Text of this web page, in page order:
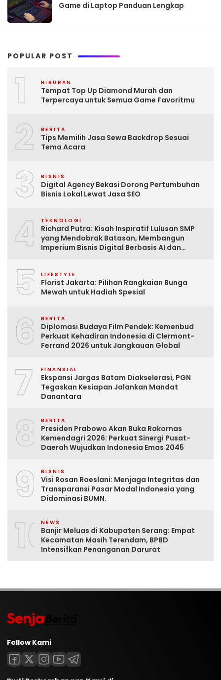
Game di Laptop Panduan Lengkap
POPULAR POST
1 HIBURAN
Tempat Top Up Diamond Murah dan
Terpercaya untuk Semua Game Favoritmu
2 BERITA
Tips Memilih Jasa Sewa Backdrop Sesuai
Tema Acara
3 BISNIS
Digital Agency Bekasi Dorong Pertumbuhan
Bisnis Lokal Lewat Jasa SEO
4 TEKNOLOGI
Richard Putra: Kisah Inspiratif Lulusan SMP
yang Mendobrak Batasan, Membangun
Imperium Bisnis Digital Berbasis AI dan
5 LIFESTYLE
Florist Jakarta: Pilihan Rangkaian Bunga
Mewah untuk Hadiah Spesial
6 BERITA
Diplomasi Budaya Film Pendek: Kemenbud
Perkuat Kehadiran Indonesia di Clermont-
Ferrand 2026 untuk Jangkauan Global
7 FINANSIAL
Ekspansi Jargas Batam Diakselerasi, PGN
Tegaskan Kesiapan Jalankan Mandat
Danantara
8 BERITA
Presiden Prabowo Akan Buka Rakornas
Kemendagri 2026: Perkuat Sinergi Pusat-
Daerah Wujudkan Indonesia Emas 2045
9 BISNIS
Visi Rosan Roeslani: Menjaga Integritas dan
Transparansi Pasar Modal Indonesia yang
Didominasi BUMN.
10NEWS
Banjir Meluas di Kabupaten Serang: Empat
Kecamatan Masih Terendam, BPBD
Intensifkan Penanganan Darurat
Follow Kami